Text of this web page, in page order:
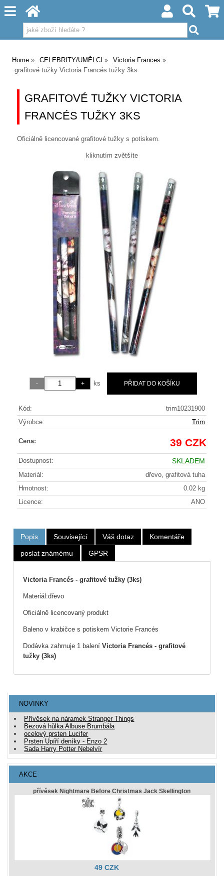
Home CELEBRITY/UMĚLCI
Victoria Frances
grafitové tužky Victoria Francés tužky 3ks
GRAFITOVÉ TUŽKY VICTORIA
FRANCÉS TUŽKY 3KS
Oficiálně licencované grafitové tužky s potiskem.
kliknutím zvětšíte
ks
Kód:
trim10231900
Výrobce:
Trim
Cena: 39 CZK
Dostupnost: SKLADEM
Materiál:
dřevo, grafitová tuha
Hmotnost:
0.02 kg
Licence:
ANO
Popis Související Váš dotaz Komentáře
poslat známému GPSR
Victoria Francés - grafitové tužky (3ks)
Materiál:dřevo
Oficiálně licencovaný produkt
Baleno v krabičce s potiskem Victorie Francés
Dodávka zahrnuje 1 baleníVictoria Francés - grafitové
tužky (3ks)
NOVINKY
Přívěsek na náramek Stranger Things
Bezová hůlka Albuse Brumbála
ocelový prsten Lucifer
Prsten Upíří deníky - Enzo 2
Sada Harry Potter Nebelvír
AKCE
přívěsek Nightmare Before Christmas Jack Skellington
49 CZK